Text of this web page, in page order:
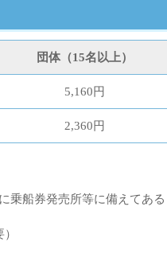
団体（15名以上）
5,160円
2,360円
乗船券発売所等に備えてあ